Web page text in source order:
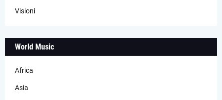
Visioni
World Music
Africa
Asia